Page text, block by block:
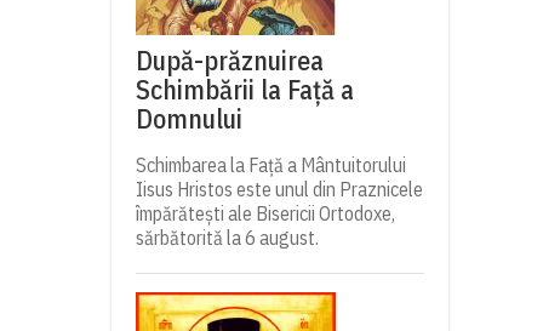
După-prăznuirea
Schimbării la Față a
Domnului
Schimbarea la Față a Mântuitorului
Iisus Hristos este unul din Praznicele
împărătești ale Bisericii Ortodoxe,
sărbătorită la 6 august.